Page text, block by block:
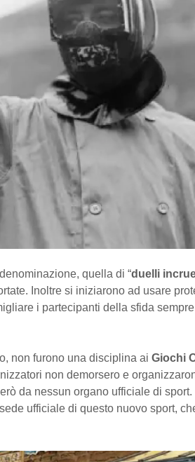
quella di “duelli
Inoltre si iniziarono ad usare
i partecipanti della sfida
non furono una disciplina ai Giochi
non demorsero e
da nessun organo ufficiale di
ufficiale di questo nuovo sport,